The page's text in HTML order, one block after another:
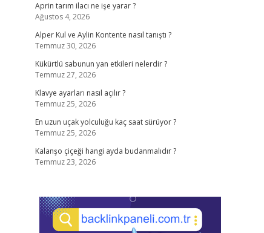
Aprin tarım ilacı ne işe yarar ?
Ağustos 4, 2026
Alper Kul ve Aylin Kontente nasıl tanıştı ?
Temmuz 30, 2026
Kükürtlü sabunun yan etkileri nelerdir ?
Temmuz 27, 2026
Klavye ayarları nasıl açılır ?
Temmuz 25, 2026
En uzun uçak yolculuğu kaç saat sürüyor ?
Temmuz 25, 2026
Kalanşo çiçeği hangi ayda budanmalıdır ?
Temmuz 23, 2026